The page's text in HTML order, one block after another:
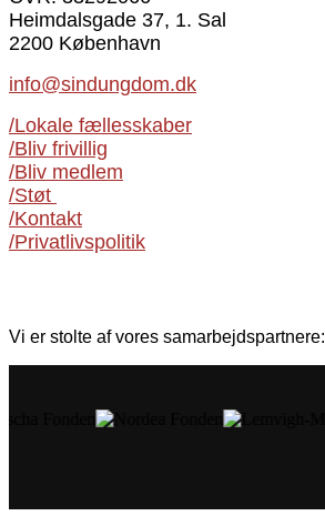
Heimdalsgade 37, 1. Sal
2200 København
info@sindungdom.dk
/Lokale fællesskaber
/Bliv frivillig
/Bliv medlem
/Støt
/Kontakt
/Privatlivspolitik
Vi er stolte af vores samarbejdspartnere: